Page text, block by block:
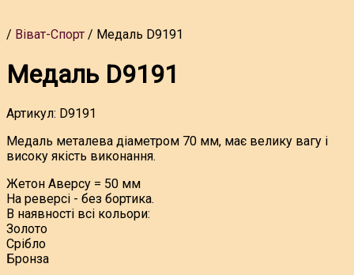
Віват-Спорт Медаль D9191
Медаль D9191
Артикул: D9191
Медаль металева діаметром 70 мм, має велику вагу і
високу якість виконання.
Жетон Аверсу = 50 мм
На реверсі - без бортика.
В наявності всі кольори:
Золото
Срібло
Бронза